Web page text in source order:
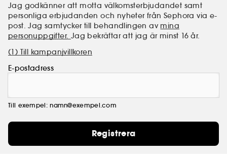
Jag godkänner att motta välkomsterbjudandet samt
personliga erbjudanden och nyheter från Sephora via e-
post. Jag samtycker till behandlingen av mina
personuppgifter. Jag bekräftar att jag är minst 16 år.
(1) Till kampanjvillkoren
E-postadress
Till exempel: namn@exempel.com
Registrera